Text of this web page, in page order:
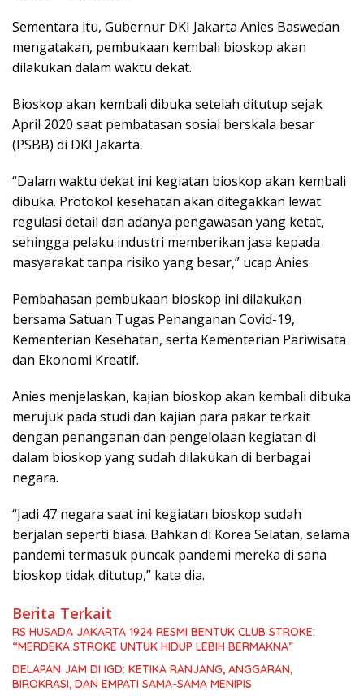
Sementara itu, Gubernur DKI Jakarta Anies Baswedan
mengatakan, pembukaan kembali bioskop akan
dilakukan dalam waktu dekat.
Bioskop akan kembali dibuka setelah ditutup sejak
April 2020 saat pembatasan sosial berskala besar
(PSBB) di DKI Jakarta.
“Dalam waktu dekat ini kegiatan bioskop akan kembali
dibuka. Protokol kesehatan akan ditegakkan lewat
regulasi detail dan adanya pengawasan yang ketat,
sehingga pelaku industri memberikan jasa kepada
masyarakat tanpa risiko yang besar,” ucap Anies.
Pembahasan pembukaan bioskop ini dilakukan
bersama Satuan Tugas Penanganan Covid-19,
Kementerian Kesehatan, serta Kementerian Pariwisata
dan Ekonomi Kreatif.
Anies menjelaskan, kajian bioskop akan kembali dibuka
merujuk pada studi dan kajian para pakar terkait
dengan penanganan dan pengelolaan kegiatan di
dalam bioskop yang sudah dilakukan di berbagai
negara.
“Jadi 47 negara saat ini kegiatan bioskop sudah
berjalan seperti biasa. Bahkan di Korea Selatan, selama
pandemi termasuk puncak pandemi mereka di sana
bioskop tidak ditutup,” kata dia.
Berita Terkait
RS HUSADA JAKARTA 1924 RESMI BENTUK CLUB STROKE:
“MERDEKA STROKE UNTUK HIDUP LEBIH BERMAKNA”
DELAPAN JAM DI IGD: KETIKA RANJANG, ANGGARAN,
BIROKRASI, DAN EMPATI SAMA-SAMA MENIPIS